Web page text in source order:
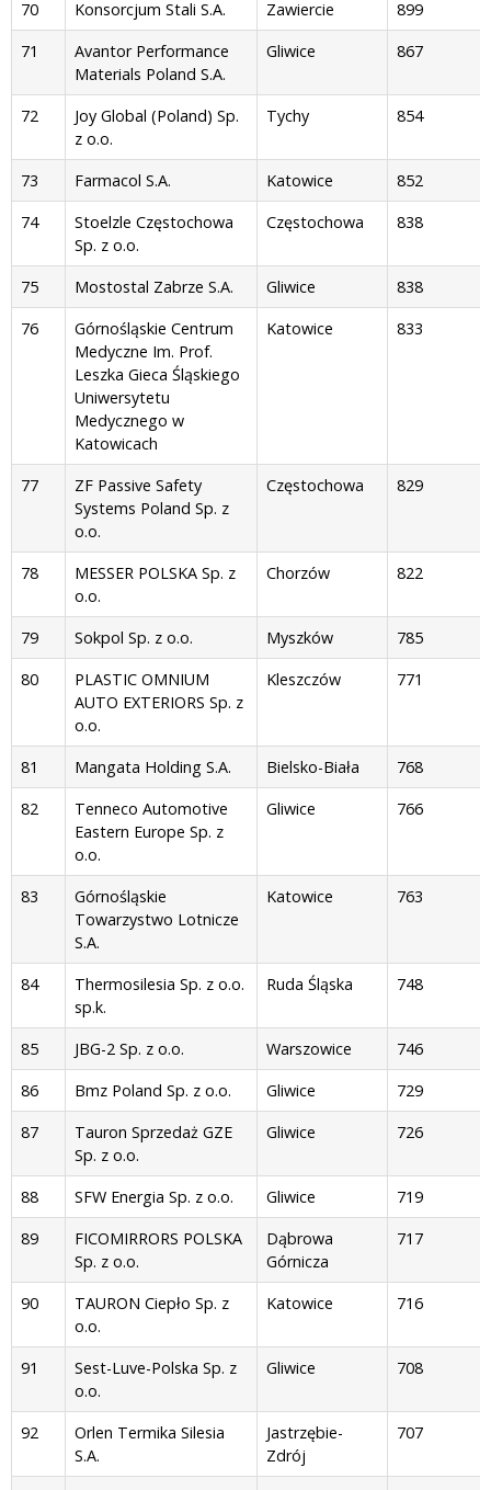
70
Konsorcjum Stali S.A. Zawiercie
899
71
Avantor Performance
Materials Poland S.A.
Gliwice 867
72
Joy Global (Poland) Sp.
z o.o.
Tychy 854
73 Farmacol S.A. Katowice
852
74
Stoelzle Częstochowa
Sp. z o.o.
Częstochowa 838
75 Mostostal Zabrze S.A. Gliwice
838
76
Górnośląskie Centrum
Medyczne Im. Prof.
Leszka Gieca Śląskiego
Uniwersytetu
Medycznego w
Katowicach
Katowice 833
77
ZF Passive Safety
Systems Poland Sp. z
o.o.
Częstochowa 829
78
MESSER POLSKA Sp. z
o.o.
Chorzów 822
79 Sokpol Sp. z o.o. Myszków
785
80
PLASTIC OMNIUM
AUTO EXTERIORS Sp. z
o.o.
Kleszczów 771
81 Mangata Holding S.A. Bielsko-Biała
768
82
Tenneco Automotive
Eastern Europe Sp. z
o.o.
Gliwice 766
83
Górnośląskie
Towarzystwo Lotnicze
S.A.
Katowice 763
84
Thermosilesia Sp. z o.o.
sp.k.
Ruda Śląska 748
85 JBG-2 Sp. z o.o. Warszowice
746
86
Bmz Poland Sp. z o.o. Gliwice
729
87
Tauron Sprzedaż GZE
Sp. z o.o.
Gliwice 726
88 SFW Energia Sp. z o.o. Gliwice
719
89
FICOMIRRORS POLSKA
Sp. z o.o.
Dąbrowa
Górnicza
717
90
TAURON Ciepło Sp. z
o.o.
Katowice 716
91
Sest-Luve-Polska Sp. z
o.o.
Gliwice 708
92
Orlen Termika Silesia
S.A.
Jastrzębie-
Zdrój
707